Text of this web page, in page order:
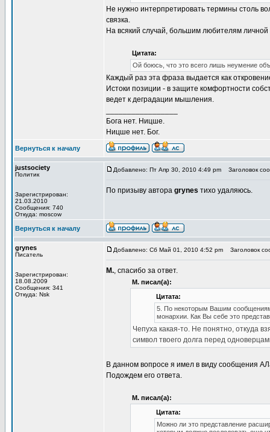
Не нужно интерпретировать термины столь
связка.
На всякий случай, большим любителям
Цитата:
Ой боюсь, что это всего лишь неумение
Каждый раз эта фраза выдается как
Истоки позиции - в защите комфортности
ведет к деградации мышления.
Бога нет. Ницше.
Ницше нет. Бог.
Вернуться к началу
justsociety
Политик
Зарегистрирован:
21.03.2010
Сообщения: 740
Откуда: moscow
Добавлено: Пт Апр 30, 2010 4:49 pm Заголовок
По призыву автора grynes тихо удаляюсь.
Вернуться к началу
grynes
Писатель
Зарегистрирован:
18.08.2009
Сообщения: 341
Откуда: Nsk
Добавлено: Сб Май 01, 2010 4:52 pm Заголовок
М., спасибо за ответ.
М. писал(а):
Цитата:
5. По некоторым Вашим
монархии. Как Вы себе это
Чепуха какая-то. Не понятно, откуда
символ твоего долга перед
В данном вопросе я имел в виду сообщения
Подождем его ответа.
М. писал(а):
Цитата:
Можно ли это представление